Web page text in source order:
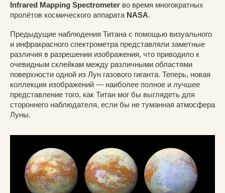
Infrared Mapping Spectrometer во время многократных
пролётов космического аппарата NASA.
Предыдущие наблюдения Титана с помощью визуального
и инфракрасного спектрометра представляли заметные
различия в разрешении изображения, что приводило к
очевидным склейкам между различными областями
поверхности одной из Лун газового гиганта. Теперь, новая
коллекция изображений — наиболее полное и лучшее
представление того, как Титан мог бы выглядеть для
стороннего наблюдателя, если бы не туманная атмосфера
Луны.